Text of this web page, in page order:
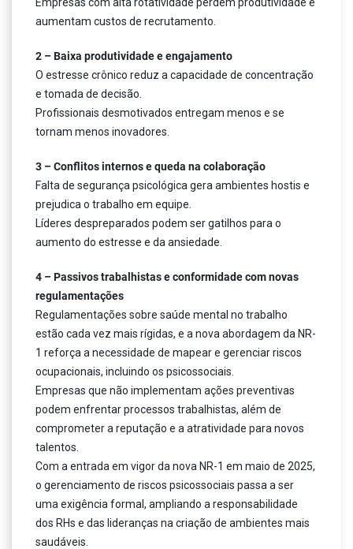
aumentam custos de recrutamento.
2 – Baixa produtividade e engajamento
O estresse crônico reduz a capacidade de concentração
e tomada de decisão.
Profissionais desmotivados entregam menos e se
tornam menos inovadores.
3 – Conflitos internos e queda na colaboração
Falta de segurança psicológica gera ambientes hostis e
prejudica o trabalho em equipe.
Líderes despreparados podem ser gatilhos para o
aumento do estresse e da ansiedade.
4 – Passivos trabalhistas e conformidade com novas
regulamentações
Regulamentações sobre saúde mental no trabalho
estão cada vez mais rígidas, e a nova abordagem da NR-
1 reforça a necessidade de mapear e gerenciar riscos
ocupacionais, incluindo os psicossociais.
Empresas que não implementam ações preventivas
podem enfrentar processos trabalhistas, além de
comprometer a reputação e a atratividade para novos
talentos.
Com a entrada em vigor da nova NR-1 em maio de 2025,
o gerenciamento de riscos psicossociais passa a ser
uma exigência formal, ampliando a responsabilidade
dos RHs e das lideranças na criação de ambientes mais
saudáveis.